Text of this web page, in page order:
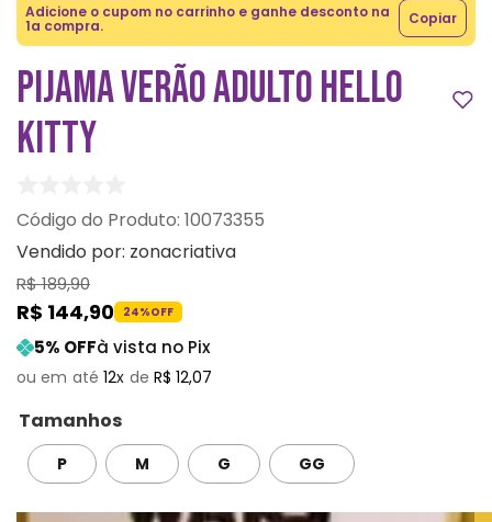
Adicione o cupom no carrinho e ganhe desconto na
1a compra. Copiar
PIJAMA VERÃO ADULTO HELLO
KITTY
: 10073355
Vendido por: zonacriativa
R$189,90
R$ 144,90 24%OFF
5% OFFà vista no Pix
12 R$ 12,07
Tamanhos
P M G GG